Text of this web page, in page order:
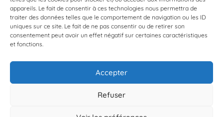
appareils. Le fait de consentir à ces technologies nous permettra de
traiter des données telles que le comportement de navigation ou les ID
uniques sur ce site. Le fait de ne pas consentir ou de retirer son
consentement peut avoir un effet négatif sur certaines caractéristiques
et fonctions.
Accepter
Refuser
À propos de BioLit
Vos données d'observation
Ressources
Résultats du programme
Contacts
Vous n’êtes pas encore inscrit à Biolit ?
Inscrivez-vous dès maintenant